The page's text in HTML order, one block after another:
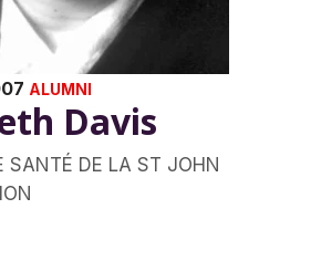
ALUMNI
Davis
SANTÉ DE LA ST JOHN